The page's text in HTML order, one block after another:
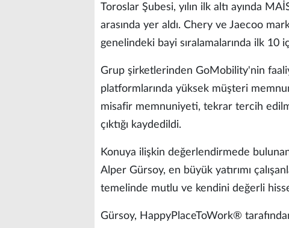
Toroslar Şubesi, yılın ilk altı ayında
arasında yer aldı. Chery ve Jaecoo
genelindeki bayi sıralamalarında ilk 10
Grup şirketlerinden GoMobility'nin
platformlarında yüksek müşteri
misafir memnuniyeti, tekrar tercih
çıktığı kaydedildi.
Konuya ilişkin değerlendirmede
Alper Gürsoy, en büyük yatırımı
temelinde mutlu ve kendini değerli
Gürsoy, HappyPlaceToWork®